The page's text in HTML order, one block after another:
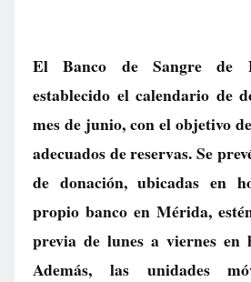
El Banco de Sangre de
establecido el calendario de
mes de junio, con el objetivo
adecuados de reservas. Se
de donación, ubicadas en
propio banco en Mérida,
previa de lunes a viernes en
Además, las unidades